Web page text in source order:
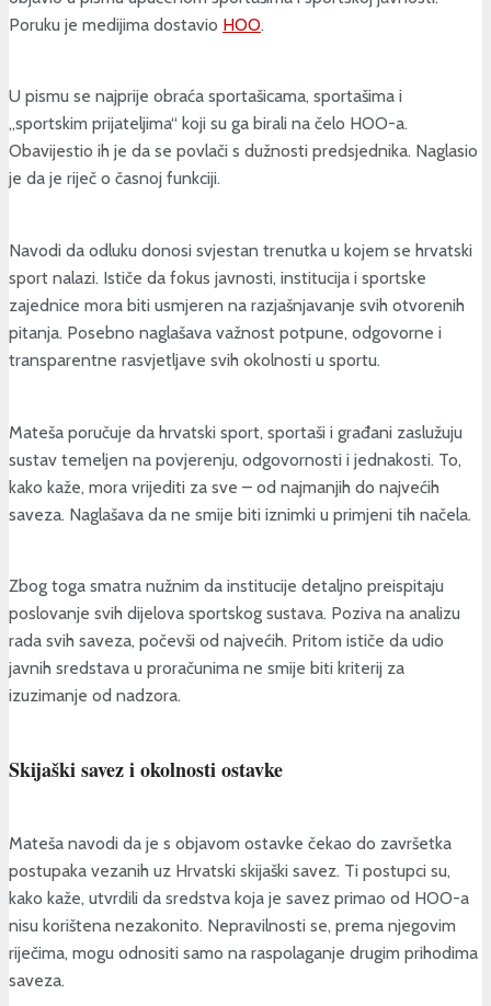
Poruku je medijima dostavio HOO.
U pismu se najprije obraća sportašicama, sportašima i
„sportskim prijateljima“ koji su ga birali na čelo HOO-a.
Obavijestio ih je da se povlači s dužnosti predsjednika. Naglasio
je da je riječ o časnoj funkciji.
Navodi da odluku donosi svjestan trenutka u kojem se hrvatski
sport nalazi. Ističe da fokus javnosti, institucija i sportske
zajednice mora biti usmjeren na razjašnjavanje svih otvorenih
pitanja. Posebno naglašava važnost potpune, odgovorne i
transparentne rasvjetljave svih okolnosti u sportu.
Mateša poručuje da hrvatski sport, sportaši i građani zaslužuju
sustav temeljen na povjerenju, odgovornosti i jednakosti. To,
kako kaže, mora vrijediti za sve – od najmanjih do najvećih
saveza. Naglašava da ne smije biti iznimki u primjeni tih načela.
Zbog toga smatra nužnim da institucije detaljno preispitaju
poslovanje svih dijelova sportskog sustava. Poziva na analizu
rada svih saveza, počevši od najvećih. Pritom ističe da udio
javnih sredstava u proračunima ne smije biti kriterij za
izuzimanje od nadzora.
Skijaški savez i okolnosti ostavke
Mateša navodi da je s objavom ostavke čekao do završetka
postupaka vezanih uz Hrvatski skijaški savez. Ti postupci su,
kako kaže, utvrdili da sredstva koja je savez primao od HOO-a
nisu korištena nezakonito. Nepravilnosti se, prema njegovim
riječima, mogu odnositi samo na raspolaganje drugim prihodima
saveza.